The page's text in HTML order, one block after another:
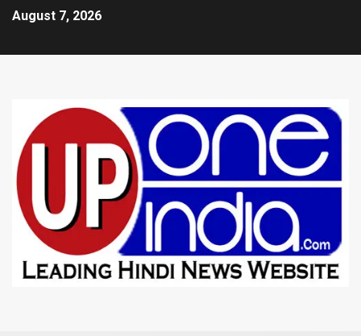
August 7, 2026